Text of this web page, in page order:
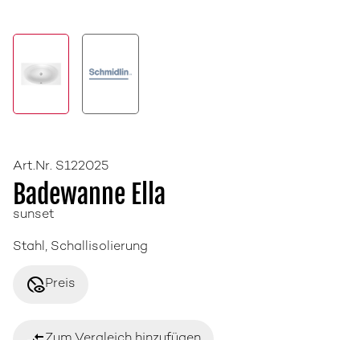
Art.Nr. S122025
Badewanne Ella
sunset
Stahl, Schallisolierung
disabled_visiblePreis